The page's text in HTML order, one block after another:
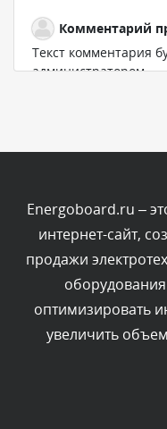
Комментарий
Текст комментария
администратором.
Комментарий
Текст комментария
администратором.
Комментарий
Текст комментария
Energoboard.ru –
интернет-сайт,
продажи
оптимизировать
увеличить